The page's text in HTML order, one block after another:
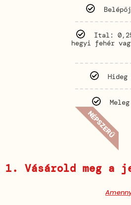
Ital:
hegyi fehér
NÉPSZERŰ
Vásárold meg a